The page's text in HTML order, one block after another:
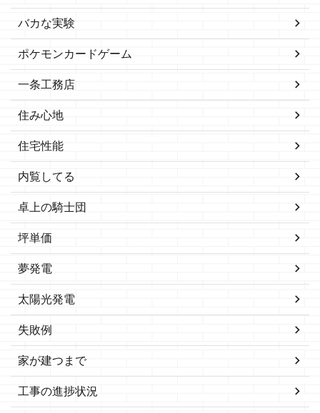
バカな実験
ポケモンカードゲーム
一条工務店
住み心地
住宅性能
内覧してる
卓上の騎士団
坪単価
夢発電
太陽光発電
失敗例
家が建つまで
工事の進捗状況